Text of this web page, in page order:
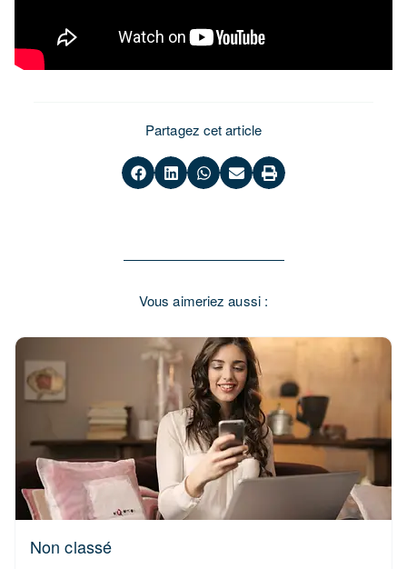
Partagez cet article
Vous aimeriez aussi :
Non classé